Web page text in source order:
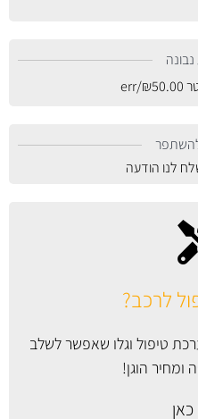
לרכב?
טיפול וגלו שאפשר לשלב
ומחיר הוגן!
₪50.00
/err
להשתפר
לנו הודעה